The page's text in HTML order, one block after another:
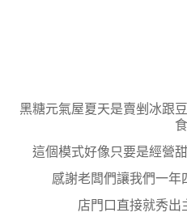
黑糖元氣屋夏天是賣剉冰跟
食
這個模式好像只要是經營
感謝老闆們讓我們一年
店門口直接就秀出